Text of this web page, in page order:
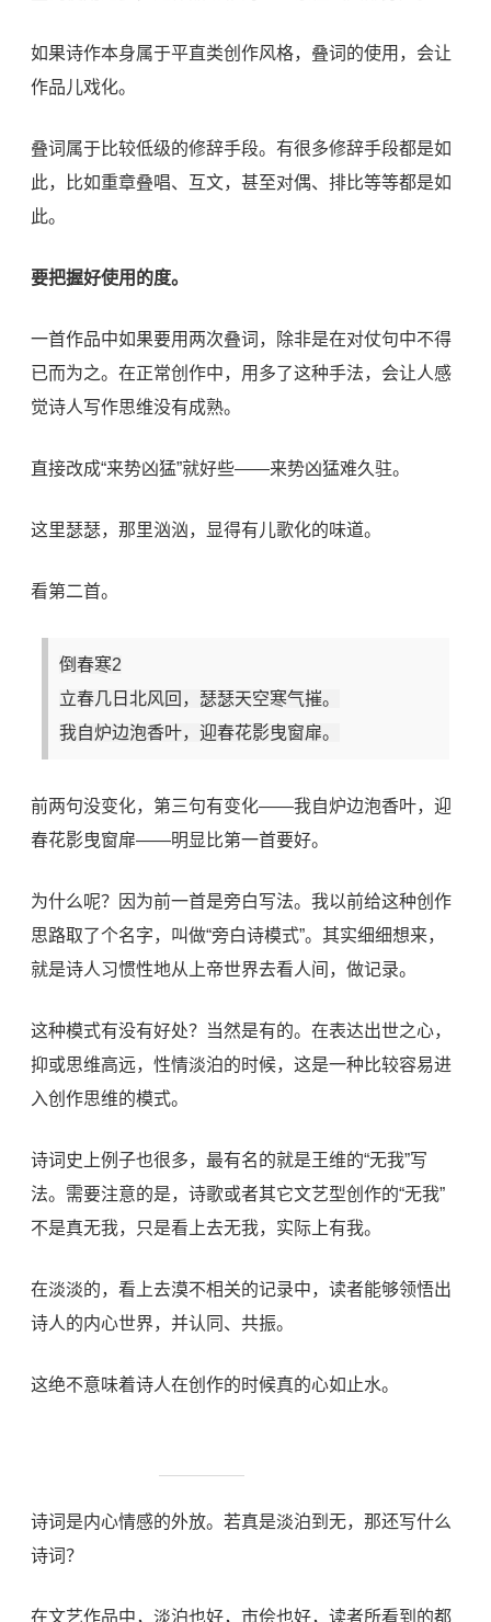
如果诗作本身属于平直类创作风格，叠词的使用，会让
作品儿戏化。
叠词属于比较低级的修辞手段。有很多修辞手段都是如
此，比如重章叠唱、互文，甚至对偶、排比等等都是如
此。
要把握好使用的度。
一首作品中如果要用两次叠词，除非是在对仗句中不得
已而为之。在正常创作中，用多了这种手法，会让人感
觉诗人写作思维没有成熟。
直接改成“来势凶猛”就好些——来势凶猛难久驻。
这里瑟瑟，那里汹汹，显得有儿歌化的味道。
看第二首。
倒春寒2
立春几日北风回，瑟瑟天空寒气摧。
我自炉边泡香叶，迎春花影曳窗扉。
前两句没变化，第三句有变化——我自炉边泡香叶，迎
春花影曳窗扉——明显比第一首要好。
为什么呢？因为前一首是旁白写法。我以前给这种创作
思路取了个名字，叫做“旁白诗模式”。其实细细想来，
就是诗人习惯性地从上帝世界去看人间，做记录。
这种模式有没有好处？当然是有的。在表达出世之心，
抑或思维高远，性情淡泊的时候，这是一种比较容易进
入创作思维的模式。
诗词史上例子也很多，最有名的就是王维的“无我”写
法。需要注意的是，诗歌或者其它文艺型创作的“无我”
不是真无我，只是看上去无我，实际上有我。
在淡淡的，看上去漠不相关的记录中，读者能够领悟出
诗人的内心世界，并认同、共振。
这绝不意味着诗人在创作的时候真的心如止水。
诗词是内心情感的外放。若真是淡泊到无，那还写什么
诗词？
在文艺作品中，淡泊也好，市侩也好，读者所看到的都